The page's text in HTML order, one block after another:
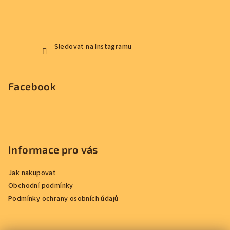
Sledovat na Instagramu
Facebook
Informace pro vás
Jak nakupovat
Obchodní podmínky
Podmínky ochrany osobních údajů